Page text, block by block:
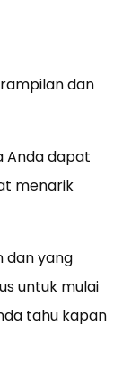
dan
Anda dapat
menarik
dan yang
untuk mulai
tahu kapan